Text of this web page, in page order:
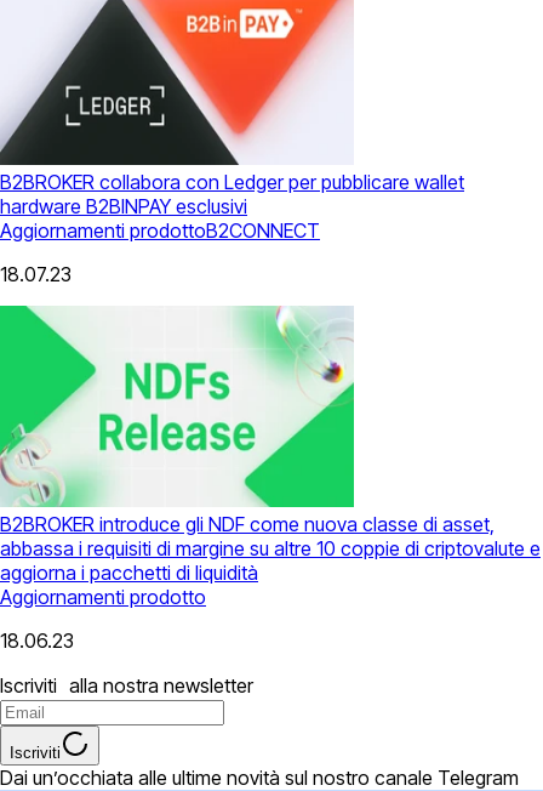
B2BROKER collabora con Ledger per pubblicare wallet
hardware B2BINPAY esclusivi
Aggiornamenti prodottoB2CONNECT
18.07.23
B2BROKER introduce gli NDF come nuova classe di asset,
abbassa i requisiti di margine su altre 10 coppie di criptovalute e
aggiorna i pacchetti di liquidità
Aggiornamenti prodotto
18.06.23
Iscriviti alla nostra newsletter
Iscriviti
Dai un’occhiata alle ultime novità sul nostro canale Telegram